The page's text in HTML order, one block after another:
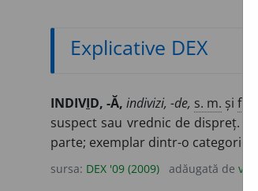
Explicative DEX
INDIVID, -Ă, indivizi, -de, s. m. și f.
suspect sau vrednic de dispreț.
parte; exemplar dintr-o categorie
sursa: DEX '09 (2009) adăugată de